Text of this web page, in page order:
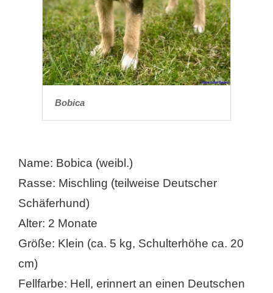
Bobica
Name: Bobica (weibl.)
Rasse: Mischling (teilweise Deutscher
Schäferhund)
Alter: 2 Monate
Größe: Klein (ca. 5 kg, Schulterhöhe ca. 20
cm)
Fellfarbe: Hell, erinnert an einen Deutschen